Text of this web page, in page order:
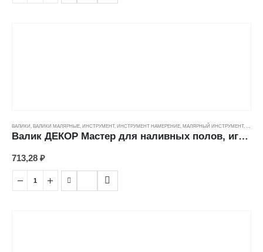
ВАЛИКИ ВАЛИКИ МАЛЯРНЫЕ ИНСТРУМЕНТ, ИНСТРУМЕНТ НАМЕРЕНИЕ МАЛЯРНЫЙ ИНСТРУМЕНТ,
Валик ДЕКОР Мастер для наливных полов, игольчатый (28мм/300мм)
713,28 ₽